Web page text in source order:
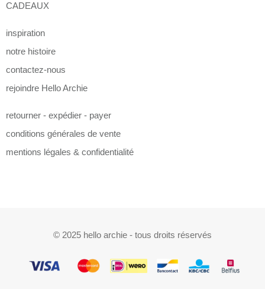
CADEAUX
inspiration
notre histoire
contactez-nous
rejoindre Hello Archie
retourner - expédier - payer
conditions générales de vente
mentions légales & confidentialité
© 2025 hello archie - tous droits réservés